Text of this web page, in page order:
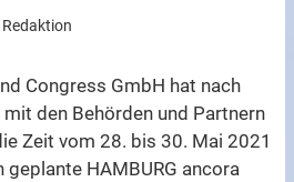
Redaktion
Congress GmbH hat nach
den Behörden und Partnern
Zeit vom 28. bis 30. Mai 2021
HAMBURG ancora